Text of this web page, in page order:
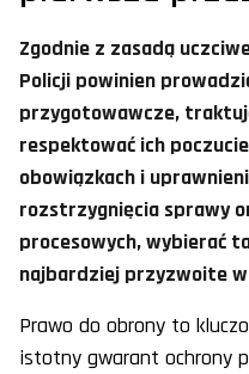
Zgodnie z zasadą
Policji powinien
przygotowawcze,
respektować ich
obowiązkach i
rozstrzygnięcia sprawy
procesowych, wybierać
najbardziej przyzwoite
Prawo do obrony to
istotny gwarant ochrony